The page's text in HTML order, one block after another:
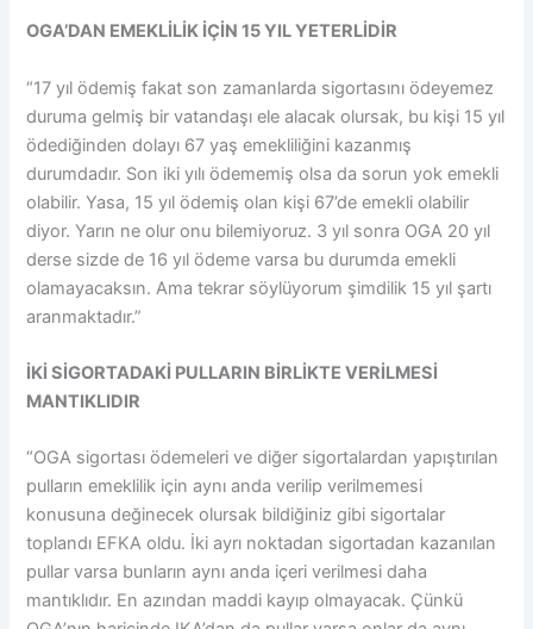
OGA’DAN EMEKLİLİK İÇİN 15 YIL YETERLİDİR
“17 yıl ödemiş fakat son zamanlarda sigortasını ödeyemez
duruma gelmiş bir vatandaşı ele alacak olursak, bu kişi 15 yıl
ödediğinden dolayı 67 yaş emekliliğini kazanmış
durumdadır. Son iki yılı ödememiş olsa da sorun yok emekli
olabilir. Yasa, 15 yıl ödemiş olan kişi 67’de emekli olabilir
diyor. Yarın ne olur onu bilemiyoruz. 3 yıl sonra OGA 20 yıl
derse sizde de 16 yıl ödeme varsa bu durumda emekli
olamayacaksın. Ama tekrar söylüyorum şimdilik 15 yıl şartı
aranmaktadır.”
İKİ SİGORTADAKİ PULLARIN BİRLİKTE VERİLMESİ
MANTIKLIDIR
“OGA sigortası ödemeleri ve diğer sigortalardan yapıştırılan
pulların emeklilik için aynı anda verilip verilmemesi
konusuna değinecek olursak bildiğiniz gibi sigortalar
toplandı EFKA oldu. İki ayrı noktadan sigortadan kazanılan
pullar varsa bunların aynı anda içeri verilmesi daha
mantıklıdır. En azından maddi kayıp olmayacak. Çünkü